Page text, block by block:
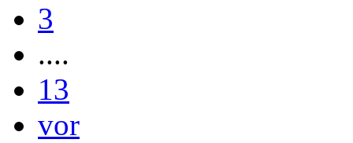
3
....
13
vor